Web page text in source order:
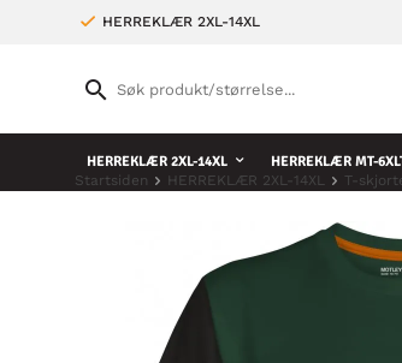
HERREKLÆR 2XL-14XL
HERREKLÆR 2XL-14XL HERREKLÆR MT-
Startsiden HERREKLÆR 2XL-14XL T-